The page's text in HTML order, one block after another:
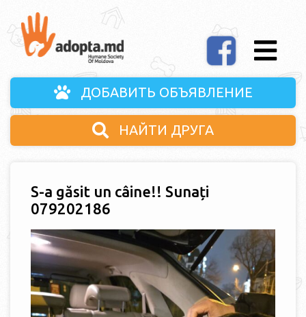
ДОБАВИТЬ ОБЪЯВЛЕНИЕ
НАЙТИ ДРУГА
S-a găsit un câine!! Sunați
079202186